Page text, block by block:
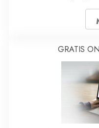
GRATIS